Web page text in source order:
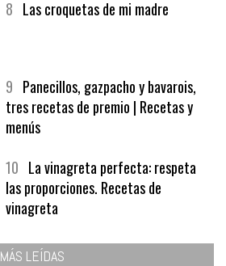
8 Las croquetas de mi madre
9 Panecillos, gazpacho y bavarois,
tres recetas de premio | Recetas y
menús
10 La vinagreta perfecta: respeta
las proporciones. Recetas de
vinagreta
MÁS LEÍDAS